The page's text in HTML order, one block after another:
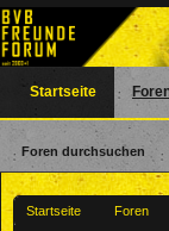
Startseite Foren
Startseite
Foren durchsuchen